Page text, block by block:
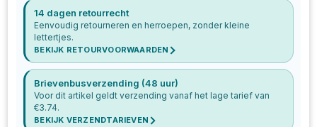
14 dagen retourrecht
Eenvoudig retourneren en herroepen, zonder kleine
lettertjes.
BEKIJK RETOURVOORWAARDEN
Brievenbusverzending (48 uur)
Voor dit artikel geldt verzending vanaf het lage tarief van
€3.74.
BEKIJK VERZENDTARIEVEN